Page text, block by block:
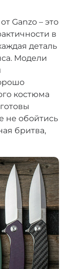
Ganzo – это
в
деталь
Модели
костюма
не обойтись
бритва,